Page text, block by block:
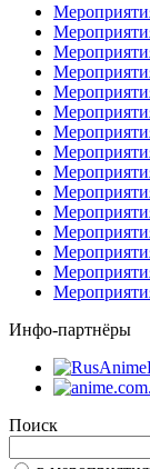
Инфо-партнёры
Поиск